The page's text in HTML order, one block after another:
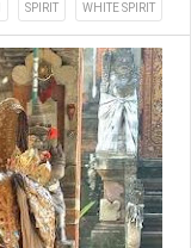
SPIRIT WHITE SPIRIT